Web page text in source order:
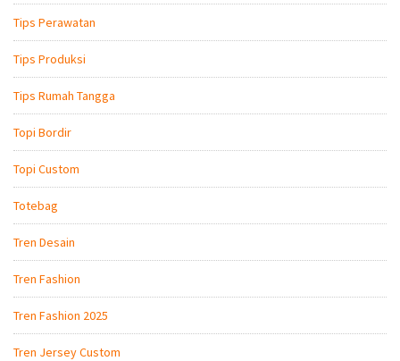
Tips Perawatan
Tips Produksi
Tips Rumah Tangga
Topi Bordir
Topi Custom
Totebag
Tren Desain
Tren Fashion
Tren Fashion 2025
Tren Jersey Custom